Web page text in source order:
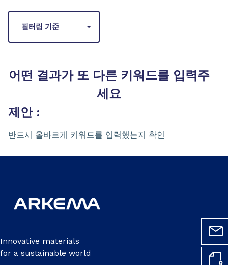
필터링 기준
어떤 결과가 또 다른 키워드를 입력주
세요
제안 :
반드시 올바르게 키워드를 입력했는지 확인
Innovative materials
for a sustainable world